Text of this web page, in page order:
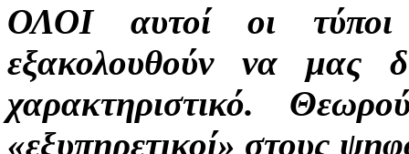
ΟΛΟΙ αυτοί οι
εξακολουθούν να μας
χαρακτηριστικό.
«εξυπηρετικοί» στους